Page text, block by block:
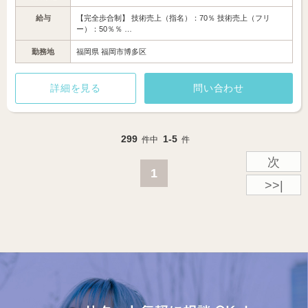
給与
【完全歩合制】 技術売上（指名）：70％ 技術売上（フリ
ー）：50％％ …
勤務地 福岡県 福岡市博多区
詳細を見る 問い合わせ
299 件中 1-5 件
1
次
>>|